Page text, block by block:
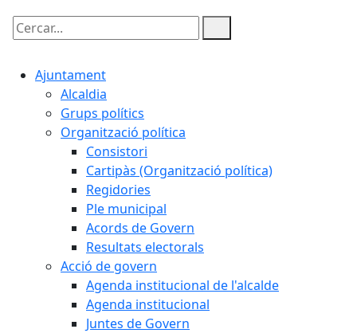
Cercar:
Ajuntament
Alcaldia
Grups polítics
Organització política
Consistori
Cartipàs (Organització política)
Regidories
Ple municipal
Acords de Govern
Resultats electorals
Acció de govern
Agenda institucional de l'alcalde
Agenda institucional
Juntes de Govern